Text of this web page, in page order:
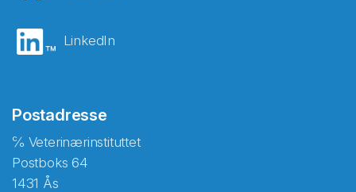
LinkedIn
Postadresse
℅ Veterinærinstituttet
Postboks 64
1431 Ås